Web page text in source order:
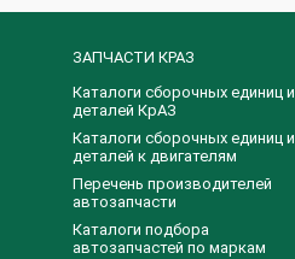
ЗАПЧАСТИ КРАЗ
Каталоги сборочных единиц и
деталей КрАЗ
​Каталоги сборочных единиц и
деталей к двигателям
Перечень производителей
автозапчасти
Каталоги подбора
автозапчастей по маркам